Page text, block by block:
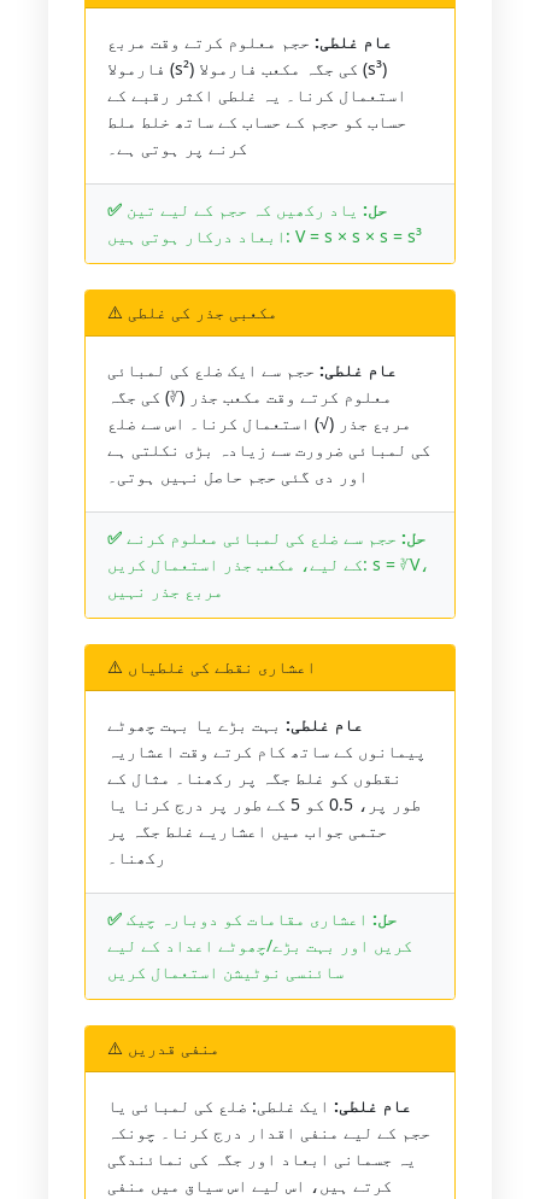
عام غلطی: حجم معلوم کرتے وقت مربع
فارمولا (s²) کی جگہ مکعب فارمولا (s³)
استعمال کرنا۔ یہ غلطی اکثر رقبے کے
حساب کو حجم کے حساب کے ساتھ خلط ملط
کرنے پر ہوتی ہے۔
✅ حل: یاد رکھیں کہ حجم کے لیے تین
ابعاد درکار ہوتی ہیں: V = s × s × s = s³
⚠️ مکعبی جذر کی غلطی
عام غلطی: حجم سے ایک ضلع کی لمبائی
معلوم کرتے وقت مکعب جذر (∛) کی جگہ
مربع جذر (√) استعمال کرنا۔ اس سے ضلع
کی لمبائی ضرورت سے زیادہ بڑی نکلتی ہے
اور دی گئی حجم حاصل نہیں ہوتی۔
✅ حل: حجم سے ضلع کی لمبائی معلوم کرنے
کے لیے، مکعب جذر استعمال کریں: s = ∛V،
مربع جذر نہیں
⚠️ اعشاری نقطے کی غلطیاں
عام غلطی: بہت بڑے یا بہت چھوٹے
پیمانوں کے ساتھ کام کرتے وقت اعشاریہ
نقطوں کو غلط جگہ پر رکھنا۔ مثال کے
طور پر، 0.5 کو 5 کے طور پر درج کرنا یا
حتمی جواب میں اعشاریے غلط جگہ پر
رکھنا۔
✅ حل: اعشاری مقامات کو دوبارہ چیک
کریں اور بہت بڑے/چھوٹے اعداد کے لیے
سائنسی نوٹیشن استعمال کریں
⚠️ منفی قدریں
عام غلطی: ایک غلطی: ضلع کی لمبائی یا
حجم کے لیے منفی اقدار درج کرنا۔ چونکہ
یہ جسمانی ابعاد اور جگہ کی نمائندگی
کرتے ہیں، اس لیے اس سیاق میں منفی